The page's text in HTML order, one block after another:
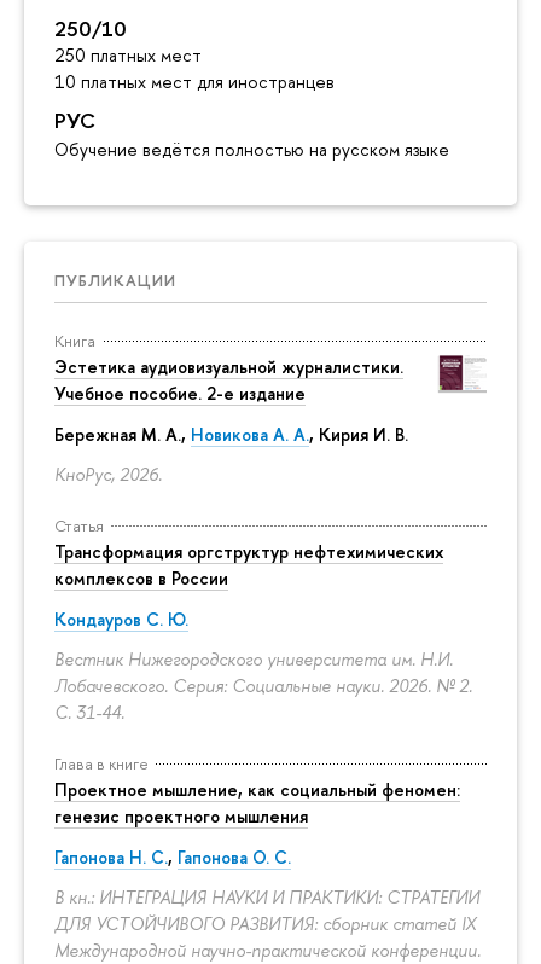
250/10
250 платных мест
10 платных мест для иностранцев
РУС
Обучение ведётся полностью на русском языке
ПУБЛИКАЦИИ
Книга
Эстетика аудиовизуальной журналистики.
Учебное пособие. 2-е издание
Бережная М. А., Новикова А. А., Кирия И. В.
КноРус, 2026.
Статья
Трансформация оргструктур нефтехимических
комплексов в России
Кондауров С. Ю.
Вестник Нижегородского университета им. Н.И.
Лобачевского. Серия: Социальные науки. 2026. № 2.
С. 31-44.
Глава в книге
Проектное мышление, как социальный феномен:
генезис проектного мышления
Гапонова Н. С., Гапонова О. С.
В кн.: ИНТЕГРАЦИЯ НАУКИ И ПРАКТИКИ: СТРАТЕГИИ
ДЛЯ УСТОЙЧИВОГО РАЗВИТИЯ: сборник статей IX
Международной научно-практической конференции.